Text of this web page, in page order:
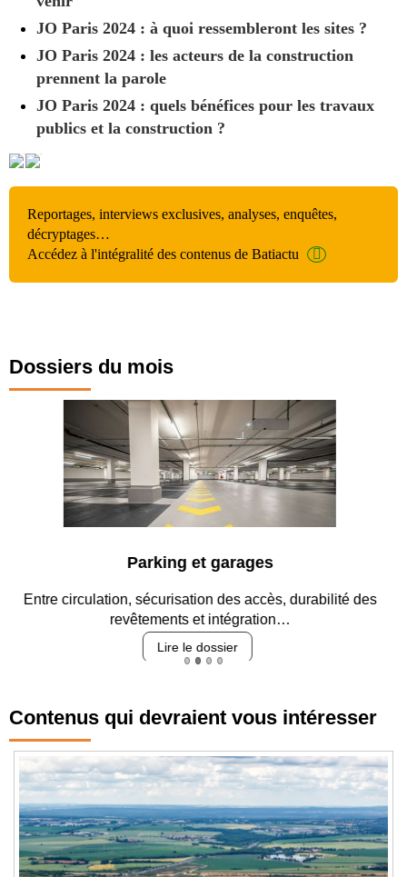
JO Paris 2024 : à quoi ressembleront les sites ?
JO Paris 2024 : les acteurs de la construction
prennent la parole
JO Paris 2024 : quels bénéfices pour les travaux
publics et la construction ?
Reportages, interviews exclusives, analyses, enquêtes,
décryptages…
Accédez à l'intégralité des contenus de Batiactu
Dossiers du mois
Parking et garages
Entre circulation, sécurisation des accès, durabilité des
revêtements et intégration…
Lire le dossier
Contenus qui devraient vous intéresser